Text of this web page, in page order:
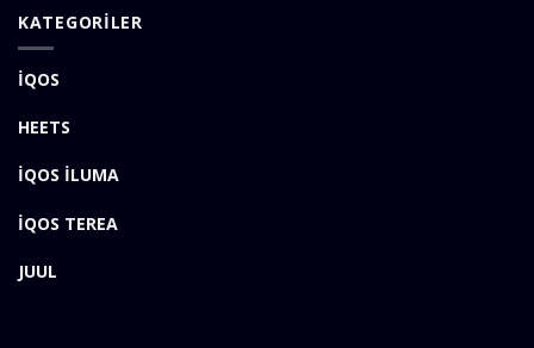
KATEGORİLER
İQOS
HEETS
İQOS İLUMA
İQOS TEREA
JUUL